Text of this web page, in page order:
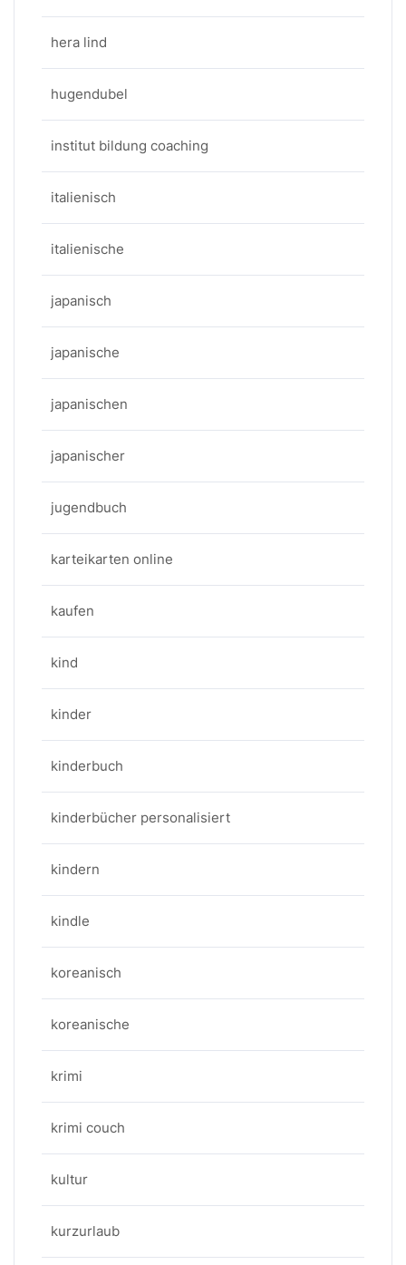
hera lind
hugendubel
institut bildung coaching
italienisch
italienische
japanisch
japanische
japanischen
japanischer
jugendbuch
karteikarten online
kaufen
kind
kinder
kinderbuch
kinderbücher personalisiert
kindern
kindle
koreanisch
koreanische
krimi
krimi couch
kultur
kurzurlaub